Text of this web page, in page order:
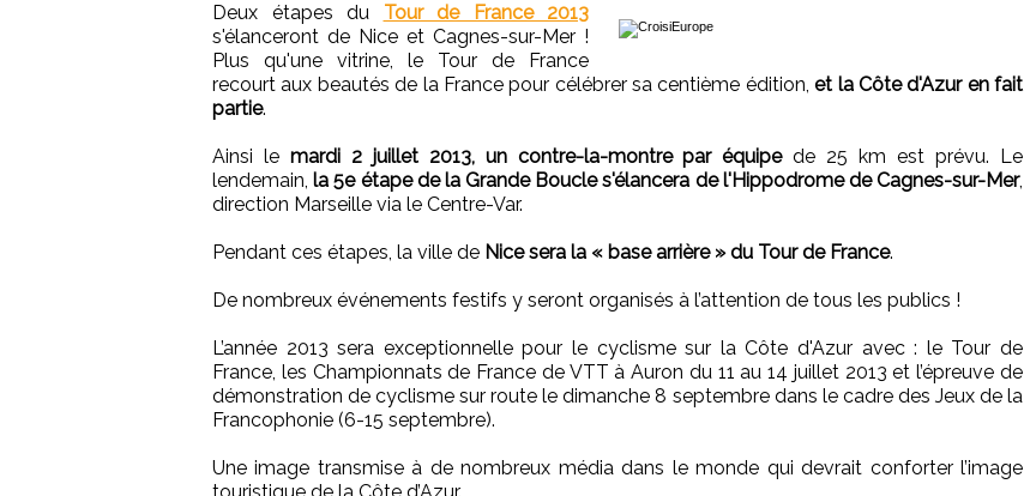
Deux étapes du Tour de France 2013
s'élanceront de Nice et Cagnes-sur-Mer !
Plus qu'une vitrine, le Tour de France
recourt aux beautés de la France pour célébrer sa centième édition,et la Côte d'Azur en fait
partie.
Ainsi le mardi 2 juillet 2013, un contre-la-montre par équipede 25 km est prévu. Le
lendemain,la 5e étape de la Grande Boucle s'élancera de l'Hippodrome de Cagnes-sur-Mer,
direction Marseille via le Centre-Var.
Pendant ces étapes, la ville de Nice sera la « base arrière » du Tour de France.
De nombreux événements festifs y seront organisés à l’attention de tous les publics !
L’année 2013 sera exceptionnelle pour le cyclisme sur la Côte d'Azur avec : le Tour de
France, les Championnats de France de VTT à Auron du 11 au 14 juillet 2013 et l’épreuve de
démonstration de cyclisme sur route le dimanche 8 septembre dans le cadre des Jeux de la
Francophonie (6-15 septembre).
Une image transmise à de nombreux média dans le monde qui devrait conforter l’image